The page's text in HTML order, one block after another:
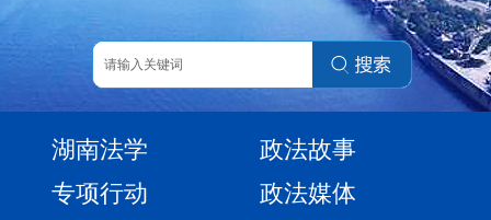
湖南法学
政法故事
专项行动
政法媒体